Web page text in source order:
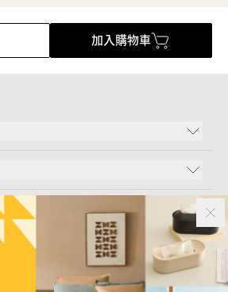
加入購物車